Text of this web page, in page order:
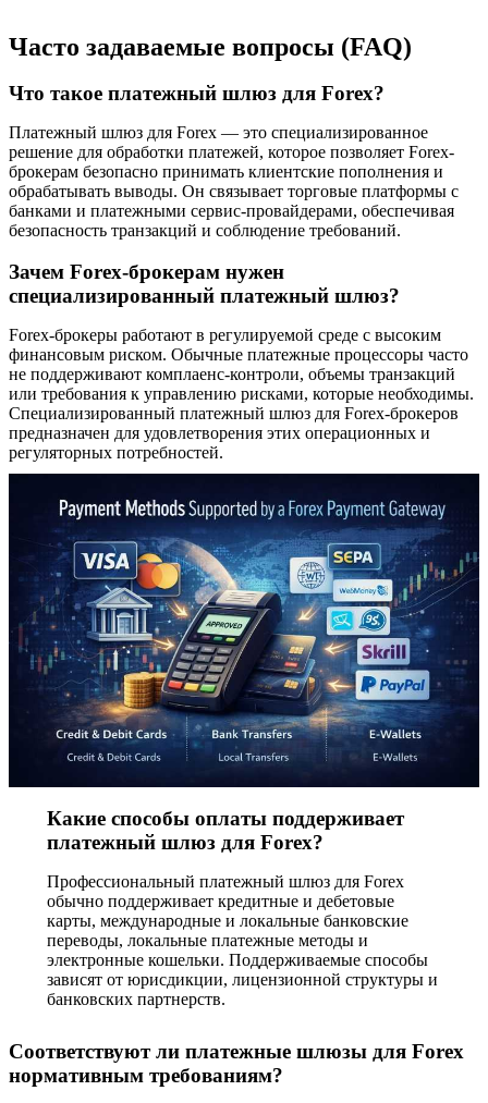
Часто задаваемые вопросы (FAQ)
Что такое платежный шлюз для Forex?
Платежный шлюз для Forex — это специализированное
решение для обработки платежей, которое позволяет Forex-
брокерам безопасно принимать клиентские пополнения и
обрабатывать выводы. Он связывает торговые платформы с
банками и платежными сервис-провайдерами, обеспечивая
безопасность транзакций и соблюдение требований.
Зачем Forex-брокерам нужен
специализированный платежный шлюз?
Forex-брокеры работают в регулируемой среде с высоким
финансовым риском. Обычные платежные процессоры часто
не поддерживают комплаенс-контроли, объемы транзакций
или требования к управлению рисками, которые необходимы.
Специализированный платежный шлюз для Forex-брокеров
предназначен для удовлетворения этих операционных и
регуляторных потребностей.
Какие способы оплаты поддерживает
платежный шлюз для Forex?
Профессиональный платежный шлюз для Forex
обычно поддерживает кредитные и дебетовые
карты, международные и локальные банковские
переводы, локальные платежные методы и
электронные кошельки. Поддерживаемые способы
зависят от юрисдикции, лицензионной структуры и
банковских партнерств.
Соответствуют ли платежные шлюзы для Forex
нормативным требованиям?